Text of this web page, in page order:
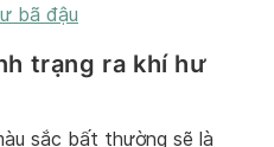
bã đậu
trạng ra khí hư
sắc bất thường sẽ là